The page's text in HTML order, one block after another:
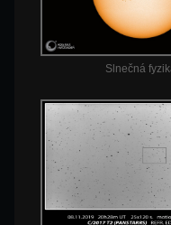
Slnečná